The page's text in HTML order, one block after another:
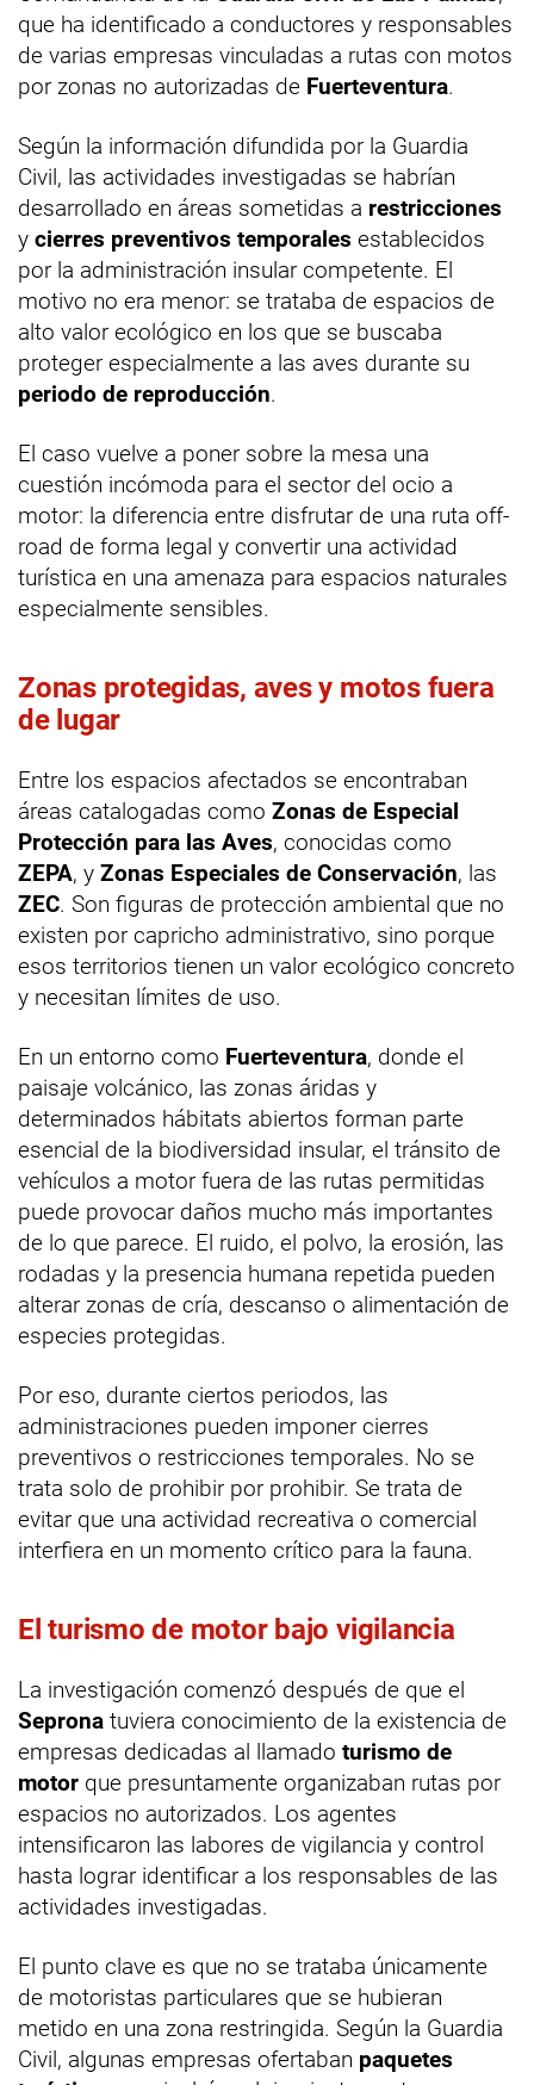
que ha identificado a conductores y responsables
de varias empresas vinculadas a rutas con motos
por zonas no autorizadas de Fuerteventura.
Según la información difundida por la Guardia
Civil, las actividades investigadas se habrían
desarrollado en áreas sometidas a restricciones
y cierres preventivos temporales establecidos
por la administración insular competente. El
motivo no era menor: se trataba de espacios de
alto valor ecológico en los que se buscaba
proteger especialmente a las aves durante su
periodo de reproducción.
El caso vuelve a poner sobre la mesa una
cuestión incómoda para el sector del ocio a
motor: la diferencia entre disfrutar de una ruta off-
road de forma legal y convertir una actividad
turística en una amenaza para espacios naturales
especialmente sensibles.
Zonas protegidas, aves y motos fuera
de lugar
Entre los espacios afectados se encontraban
áreas catalogadas como Zonas de Especial
Protección para las Aves, conocidas como
ZEPA, y Zonas Especiales de Conservación, las
ZEC. Son figuras de protección ambiental que no
existen por capricho administrativo, sino porque
esos territorios tienen un valor ecológico concreto
y necesitan límites de uso.
En un entorno como Fuerteventura, donde el
paisaje volcánico, las zonas áridas y
determinados hábitats abiertos forman parte
esencial de la biodiversidad insular, el tránsito de
vehículos a motor fuera de las rutas permitidas
puede provocar daños mucho más importantes
de lo que parece. El ruido, el polvo, la erosión, las
rodadas y la presencia humana repetida pueden
alterar zonas de cría, descanso o alimentación de
especies protegidas.
Por eso, durante ciertos periodos, las
administraciones pueden imponer cierres
preventivos o restricciones temporales. No se
trata solo de prohibir por prohibir. Se trata de
evitar que una actividad recreativa o comercial
interfiera en un momento crítico para la fauna.
El turismo de motor bajo vigilancia
La investigación comenzó después de que el
Seprona tuviera conocimiento de la existencia de
empresas dedicadas al llamado turismo de
motor que presuntamente organizaban rutas por
espacios no autorizados. Los agentes
intensificaron las labores de vigilancia y control
hasta lograr identificar a los responsables de las
actividades investigadas.
El punto clave es que no se trataba únicamente
de motoristas particulares que se hubieran
metido en una zona restringida. Según la Guardia
Civil, algunas empresas ofertaban paquetes